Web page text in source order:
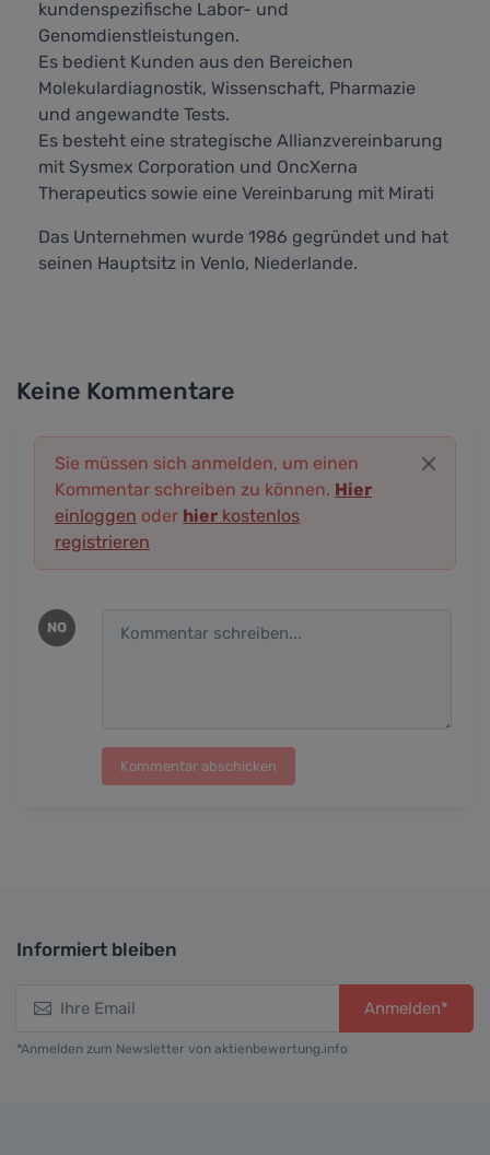
kundenspezifische Labor- und
Genomdienstleistungen.
Es bedient Kunden aus den Bereichen
Molekulardiagnostik, Wissenschaft, Pharmazie
und angewandte Tests.
Es besteht eine strategische Allianzvereinbarung
mit Sysmex Corporation und OncXerna
Therapeutics sowie eine Vereinbarung mit Mirati
Das Unternehmen wurde 1986 gegründet und hat
seinen Hauptsitz in Venlo, Niederlande.
Keine Kommentare
Sie müssen sich anmelden, um einen
Kommentar schreiben zu können. Hier
einloggen oder hier kostenlos
registrieren
NO
Kommentar abschicken
Informiert bleiben
Anmelden*
*Anmelden zum Newsletter von aktienbewertung.info